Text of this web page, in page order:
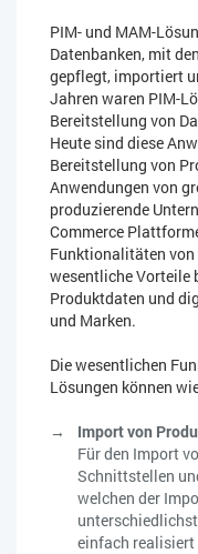
PIM- und MAM-
Datenbanken, mit
gepflegt, importiert
Jahren waren PIM-
Bereitstellung von
Heute sind diese
Bereitstellung von
Anwendungen von
produzierende
Commerce
Funktionalitäten von
wesentliche Vorteile
Produktdaten und
und Marken.
Die wesentlichen
Lösungen können
Import von
Für den Import
Schnittstellen
welchen der
einfach realisiert